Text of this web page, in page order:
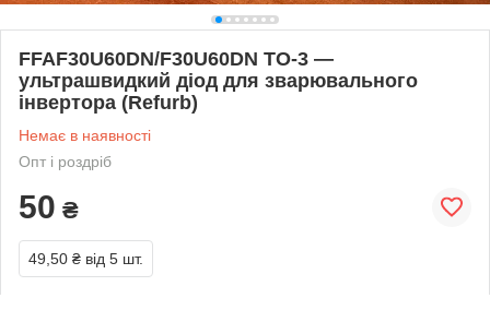
FFAF30U60DN/F30U60DN TO-3 —
ультрашвидкий діод для зварювального
інвертора (Refurb)
Немає в наявності
Опт і роздріб
50 ₴
49,50 ₴ від 5 шт.